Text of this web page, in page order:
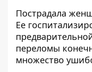
Пострадала
Ее
переломы
множество